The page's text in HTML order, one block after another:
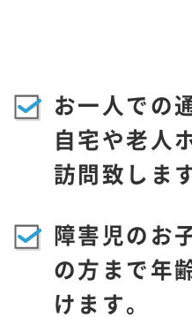
お一人での
自宅や老人
訪問致しま
障害児のお
の方まで年
けます。